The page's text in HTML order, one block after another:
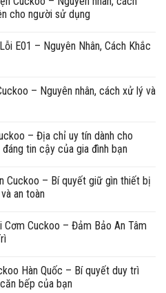
cho người sử dụng
E01 – Nguyên Nhân, Cách Khắc
– Nguyên nhân, cách xử lý và
– Địa chỉ uy tín dành cho
tin cậy của gia đình bạn
Cuckoo – Bí quyết giữ gìn thiết bị
an toàn
Cơm Cuckoo – Đảm Bảo An Tâm
Hàn Quốc – Bí quyết duy trì
bếp của bạn